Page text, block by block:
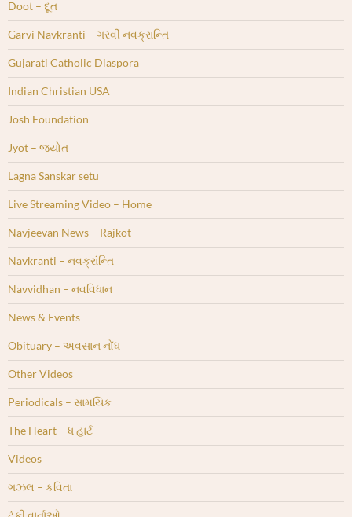
Doot – દૂત
Garvi Navkranti – ગરવી નવક્રાન્તિ
Gujarati Catholic Diaspora
Indian Christian USA
Josh Foundation
Jyot – જ્યોત
Lagna Sanskar setu
Live Streaming Video – Home
Navjeevan News – Rajkot
Navkranti – નવક્રાંન્તિ
Navvidhan – નવવિધાન
News & Events
Obituary – અવસાન નોંધ
Other Videos
Periodicals – સામયિક
The Heart – ધ હાર્ટ
Videos
ગઝલ – કવિતા